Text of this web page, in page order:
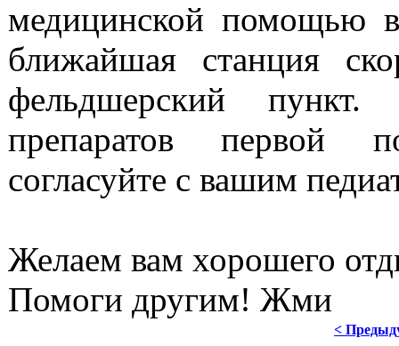
медицинской помощью в
ближайшая станция
фельдшерский
препаратов первой
согласуйте с вашим
Желаем вам хорошего
Помоги другим! Жми
<